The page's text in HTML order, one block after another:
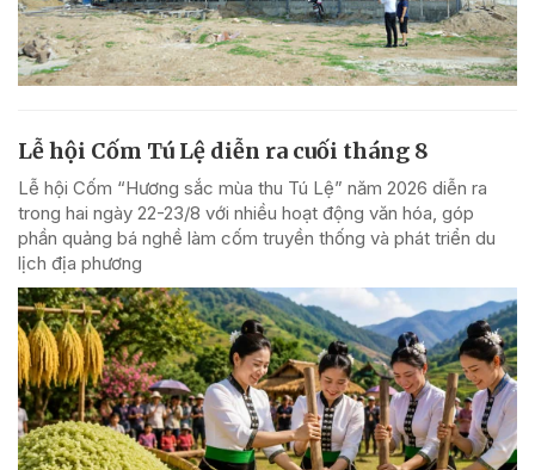
Lễ hội Cốm Tú Lệ diễn ra cuối tháng 8
Lễ hội Cốm “Hương sắc mùa thu Tú Lệ” năm 2026 diễn ra
trong hai ngày 22-23/8 với nhiều hoạt động văn hóa, góp
phần quảng bá nghề làm cốm truyền thống và phát triển du
lịch địa phương